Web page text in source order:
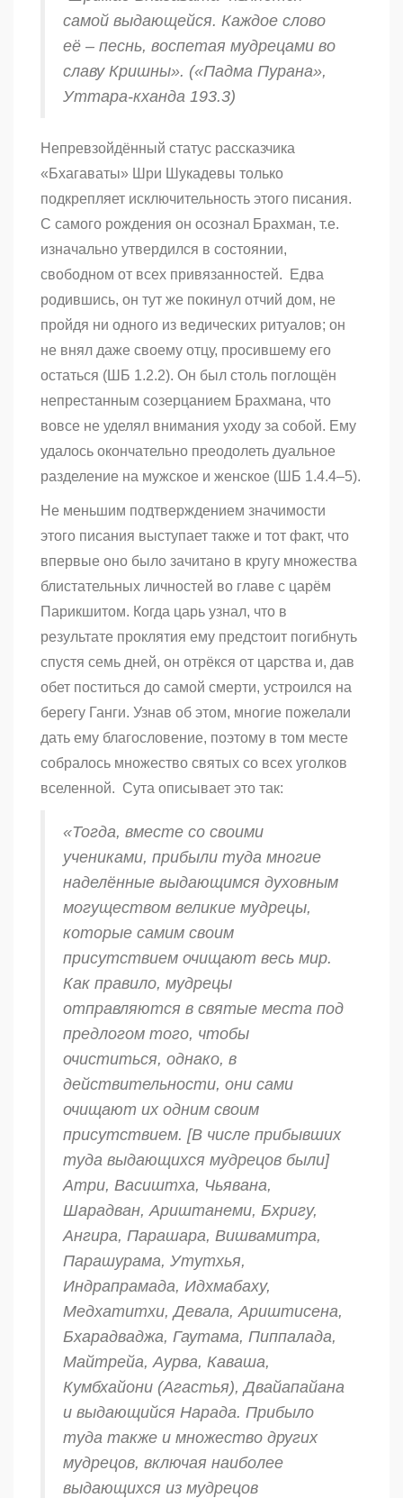
самой выдающейся. Каждое слово
её – песнь, воспетая мудрецами во
славу Кришны». («Падма Пурана»,
Уттара-кханда 193.3)
Непревзойдённый статус рассказчика
«Бхагаваты» Шри Шукадевы только
подкрепляет исключительность этого писания.
С самого рождения он осознал Брахман, т.е.
изначально утвердился в состоянии,
свободном от всех привязанностей. Едва
родившись, он тут же покинул отчий дом, не
пройдя ни одного из ведических ритуалов; он
не внял даже своему отцу, просившему его
остаться (ШБ 1.2.2). Он был столь поглощён
непрестанным созерцанием Брахмана, что
вовсе не уделял внимания уходу за собой. Ему
удалось окончательно преодолеть дуальное
разделение на мужское и женское (ШБ 1.4.4–5).
Не меньшим подтверждением значимости
этого писания выступает также и тот факт, что
впервые оно было зачитано в кругу множества
блистательных личностей во главе с царём
Парикшитом. Когда царь узнал, что в
результате проклятия ему предстоит погибнуть
спустя семь дней, он отрёкся от царства и, дав
обет поститься до самой смерти, устроился на
берегу Ганги. Узнав об этом, многие пожелали
дать ему благословение, поэтому в том месте
собралось множество святых со всех уголков
вселенной. Сута описывает это так:
«Тогда, вместе со своими
учениками, прибыли туда многие
наделённые выдающимся духовным
могуществом великие мудрецы,
которые самим своим
присутствием очищают весь мир.
Как правило, мудрецы
отправляются в святые места под
предлогом того, чтобы
очиститься, однако, в
действительности, они сами
очищают их одним своим
присутствием. [В числе прибывших
туда выдающихся мудрецов были]
Атри, Васиштха, Чьявана,
Шарадван, Ариштанеми, Бхригу,
Ангира, Парашара, Вишвамитра,
Парашурама, Утутхья,
Индрапрамада, Идхмабаху,
Медхатитхи, Девала, Ариштисена,
Бхарадваджа, Гаутама, Пиппалада,
Майтрейа, Аурва, Каваша,
Кумбхайони (Агастья), Двайапайана
и выдающийся Нарада. Прибыло
туда также и множество других
мудрецов, включая наиболее
выдающихся из мудрецов